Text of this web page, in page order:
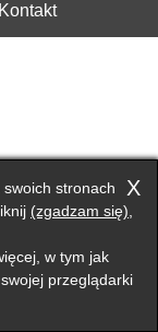
Kontakt
X
stronach
(zgadzam się)
w tym jak
przeglądarki